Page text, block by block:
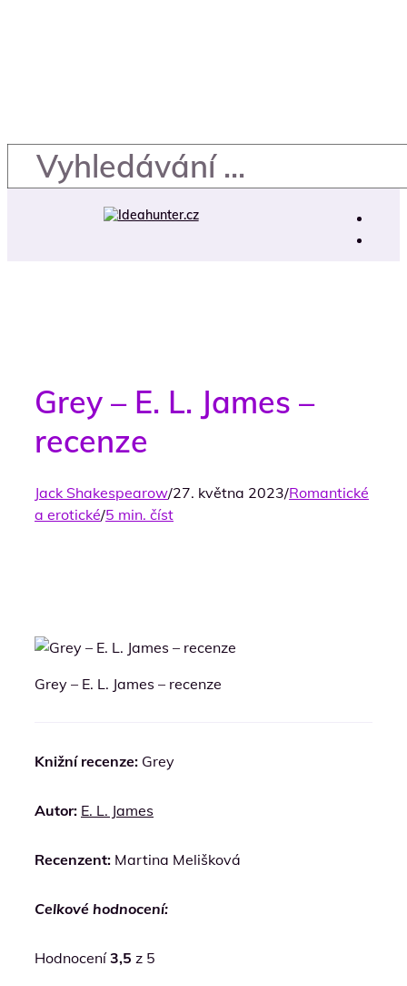
Grey – E. L. James –
recenze
Jack Shakespearow/27. května 2023/Romantické
a erotické/5 min. číst
Grey – E. L. James – recenze
Knižní recenze: Grey
Autor: E. L. James
Recenzent: Martina Melišková
Celkové hodnocení:
Hodnocení3,5 z 5